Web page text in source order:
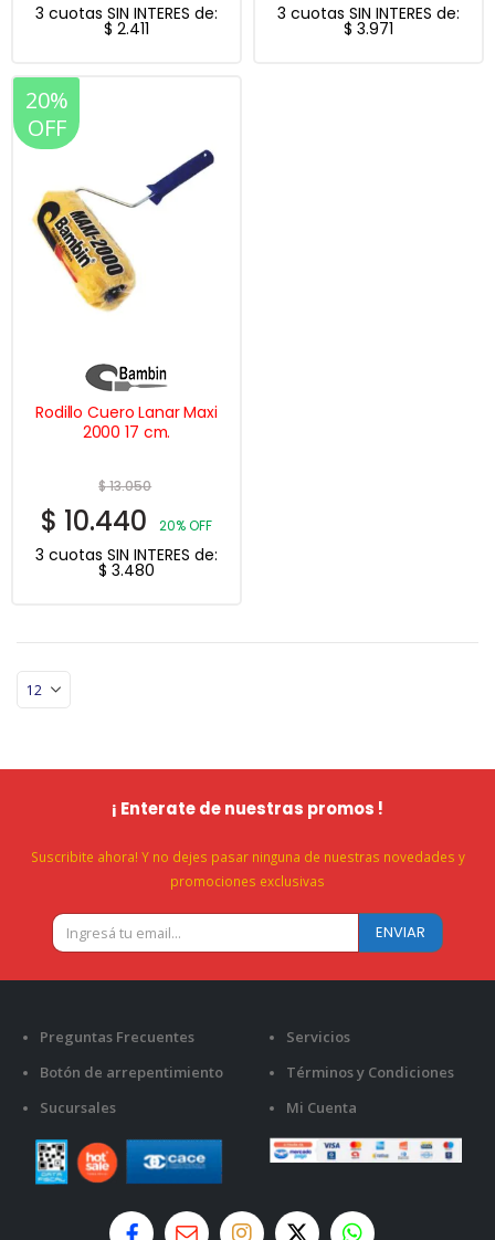
3 cuotas SIN INTERES de:
$ 2.411
3 cuotas SIN INTERES de:
$ 3.971
20%
OFF
Rodillo Cuero Lanar Maxi
2000 17 cm.
$13.050
$ 10.440 20% OFF
3 cuotas SIN INTERES de:
$ 3.480
¡ Enterate de nuestras promos !
Suscribite ahora! Y no dejes pasar ninguna de nuestras novedades y
promociones exclusivas
Preguntas Frecuentes
Botón de arrepentimiento
Sucursales
Servicios
Términos y Condiciones
Mi Cuenta